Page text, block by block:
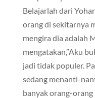
Belajarlah dari
orang di sekitarnya
mengira dia adalah
mengatakan,”Aku
jadi tidak populer.
sedang menanti-
banyak orang-